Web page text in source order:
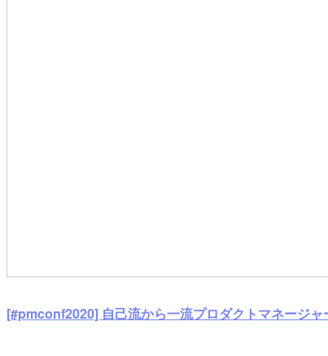
[#pmconf2020] 自己流から一流プロダクトマネージャ